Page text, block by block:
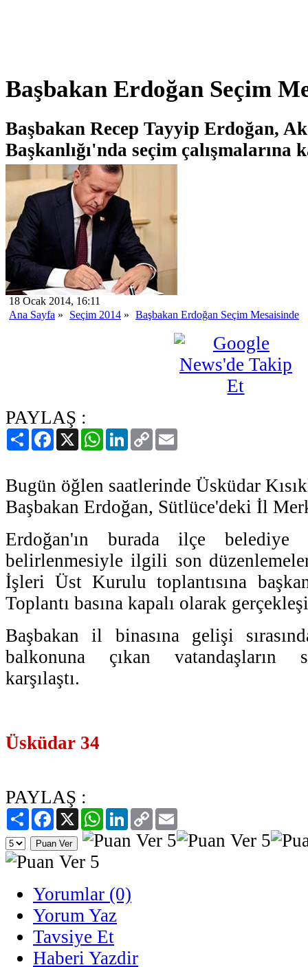
Başbakan Erdoğan Seçim
Başbakan Recep Tayyip Erdoğan,
Başkanlığı'nda seçim çalışmalarına
18 Ocak 2014, 16:11
Ana Sayfa » Seçim 2014 » Başbakan Erdoğan Seçim Mesaisinde
PAYLAŞ :
PaylaşFacebook
X WhatsAppLinkedIn
Copy
Link
Bugün öğlen saatlerinde Üsküdar
Başbakan Erdoğan, Sütlüce'deki İl
Erdoğan'ın burada ilçe belediye
belirlenmesiyle ilgili son
İşleri Üst Kurulu toplantısına
Toplantı basına kapalı olarak
Başbakan il binasına gelişi
balkonuna çıkan vatandaşların
karşılaştı.
Üsküdar 34
PAYLAŞ :
PaylaşFacebook
X WhatsAppLinkedIn
Copy
Link
Yorumlar (0)
Yorum Yaz
Tavsiye Et
Haberi Yazdir